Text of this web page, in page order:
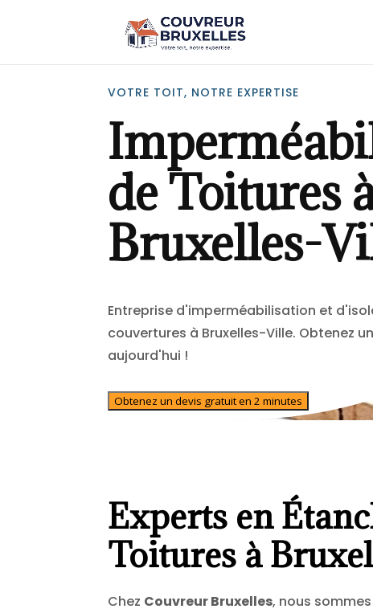
VOTRE TOIT, NOTRE EXPERTISE
de Toitures
Bruxelles-
Entreprise d'imperméabilisation et
couvertures à Bruxelles-Ville. Obtenez
aujourd'hui !
Obtenez un devis gratuit en 2 minutes
Experts en
Toitures à
Chez Couvreur Bruxelles, nous